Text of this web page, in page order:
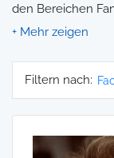
den Bereichen
Profil enthält
Ihre Mediation
Wir selbst
Filtern nach: